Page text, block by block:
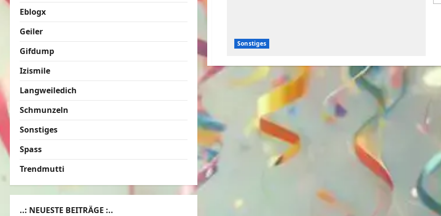
Sonstiges
Eblogx
Geiler
Gifdump
Izismile
Langweiledich
Schmunzeln
Sonstiges
Spass
Trendmutti
..: NEUESTE BEITRÄGE :..